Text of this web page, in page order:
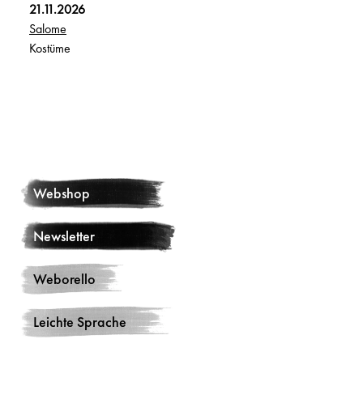
Webshop
Newsletter
Weborello
Leichte Sprache
21.11.2026
Salome
Kostüme